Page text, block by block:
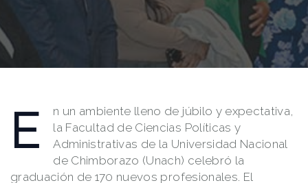
E
n un ambiente lleno de júbilo y expectativa,
la Facultad de Ciencias Políticas y
Administrativas de la Universidad Nacional
de Chimborazo (Unach) celebró la
graduación de 170 nuevos profesionales. El